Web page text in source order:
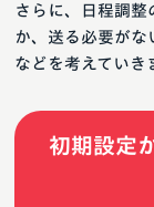
さらに、日程調整
か、送る必要がな
などを考えていき
初期設定